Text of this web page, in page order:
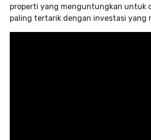
properti yang menguntungkan untuk
paling tertarik dengan investasi yang